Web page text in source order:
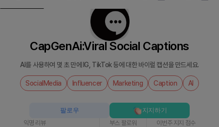
서
CapGenAi:Viral
Captions
CapGenAi:Viral Social Captions
AI를 사용하여 몇 초 만에 IG, TikTok 등에 대한 바이럴 캡션을 만드세요.
SocialMedia Influencer Marketing Caption AI
익명 리뷰 부스 팔로워 이번주 지지 점수
팔로우 지지하기